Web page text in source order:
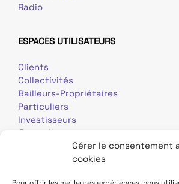
Gérer le consentement
cookies
Radio
ESPACES UTILISATEURS
Clients
Collectivités
Bailleurs-Propriétaires
Particuliers
Investisseurs
Journalistes